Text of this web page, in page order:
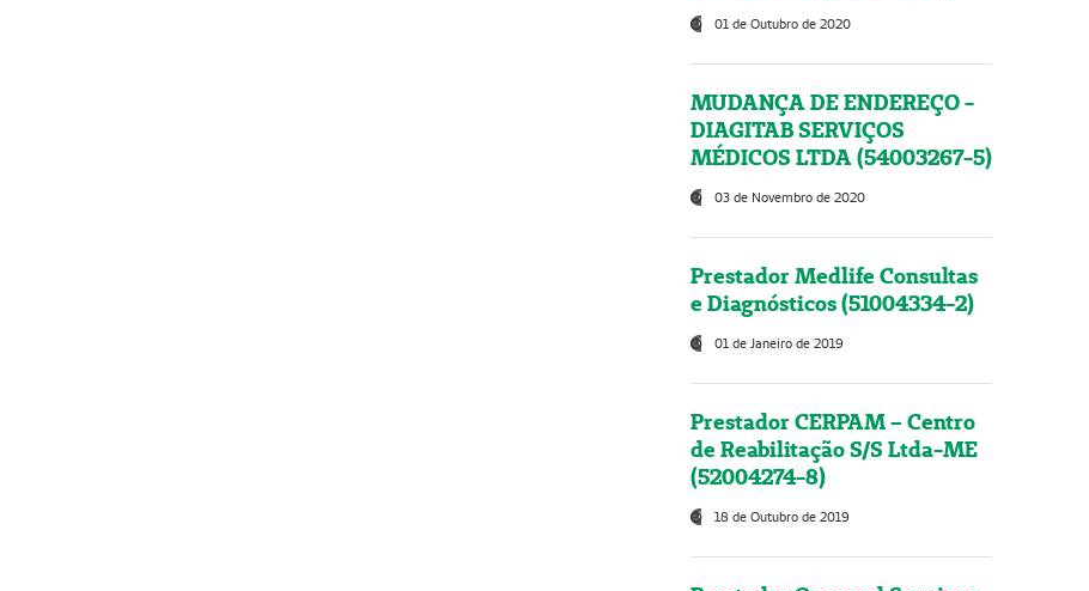
01 de Outubro de 2020
MUDANÇA DE ENDEREÇO -
DIAGITAB SERVIÇOS
MÉDICOS LTDA (54003267-5)
03 de Novembro de 2020
Prestador Medlife Consultas
e Diagnósticos (51004334-2)
01 de Janeiro de 2019
Prestador CERPAM – Centro
de Reabilitação S/S Ltda-ME
(52004274-8)
18 de Outubro de 2019